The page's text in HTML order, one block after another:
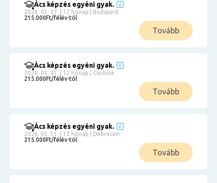
Ács képzés egyéni gyak.
2026. 03. 07. | 12 hónap | Budapest
215.000Ft/félév-tól
Tovább
Ács képzés egyéni gyak.
2026. 03. 07. | 12 hónap | Csolnok
215.000Ft/félév-tól
Tovább
Ács képzés egyéni gyak.
2026. 03. 11. | 12 hónap | Debrecen
215.000Ft/félév-tól
Tovább